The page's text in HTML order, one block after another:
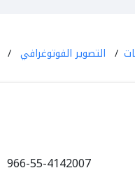
التصوير الفوتوغرافي
966-55-4142007